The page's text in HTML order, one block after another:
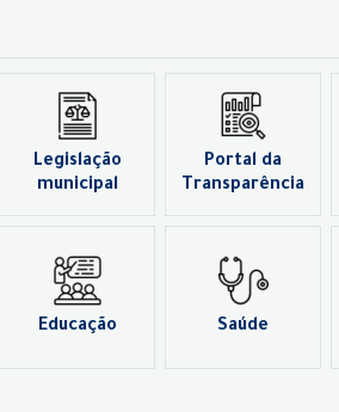
Legislação
municipal
Portal da
Transparência
Educação Saúde